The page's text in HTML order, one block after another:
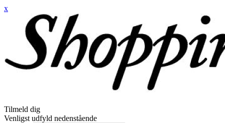
x
Tilmeld dig
Venligst udfyld nedenstående